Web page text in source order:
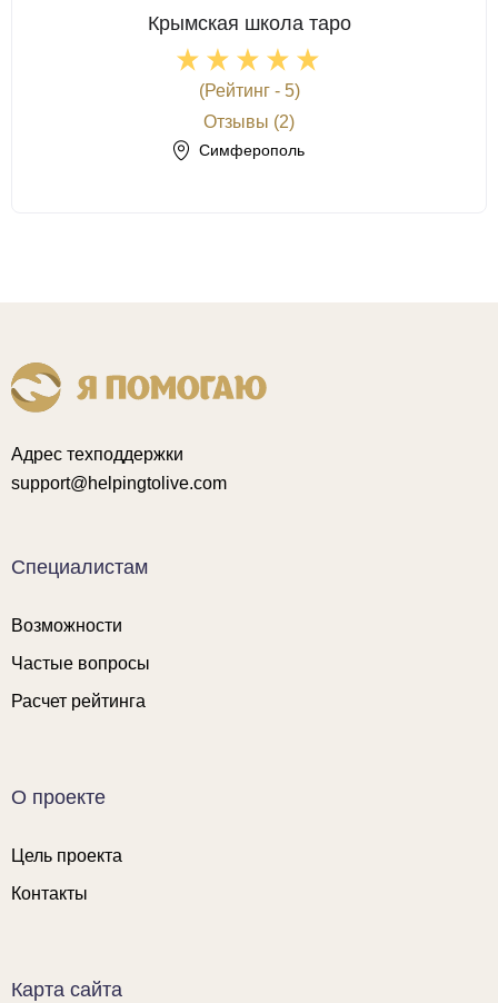
Крымская школа таро
(Рейтинг - 5)
Отзывы (2)
Симферополь
Адрес техподдержки
support@helpingtolive.com
Специалистам
Возможности
Частые вопросы
Расчет рейтинга
О проекте
Цель проекта
Контакты
Карта сайта